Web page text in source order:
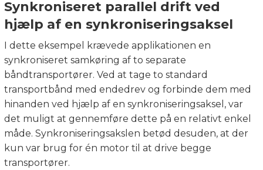
Synkroniseret parallel drift ved
hjælp af en synkroniseringsaksel
I dette eksempel krævede applikationen en
synkroniseret samkøring af to separate
båndtransportører. Ved at tage to standard
transportbånd med endedrev og forbinde dem med
hinanden ved hjælp af en synkroniseringsaksel, var
det muligt at gennemføre dette på en relativt enkel
måde. Synkroniseringsakslen betød desuden, at der
kun var brug for én motor til at drive begge
transportører.